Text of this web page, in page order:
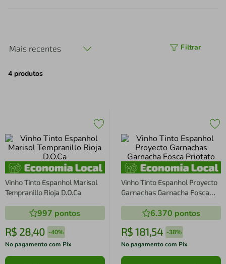
Mais recentes Filtrar
4 produtos
Vinho Tinto Espanhol Marisol
Tempranillo Rioja D.O.Ca
997 pontos
R$ 28,40 -40%
No pagamento com Pix
Vinho Tinto Espanhol Proyecto
Garnachas Garnacha Fosca
6.370 pontos
R$ 181,54 -38%
No pagamento com Pix
perfume
4º air fryer